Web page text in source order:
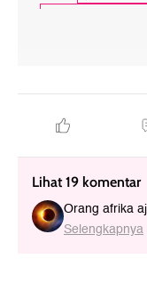
Lihat 19 komentar
Orang afrika
Selengkapnya